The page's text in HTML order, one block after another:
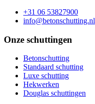
+31 06 53827900
info@betonschutting.nl
Onze schuttingen
Betonschutting
Standaard schutting
Luxe schutting
Hekwerken
Douglas schuttingen